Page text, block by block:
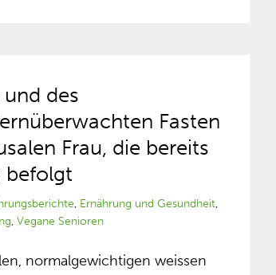
des
Fasten
Frau, die bereits
befolgt
, Ernährung und Gesundheit,
,Vegane Senioren
normalgewichtigen weissen